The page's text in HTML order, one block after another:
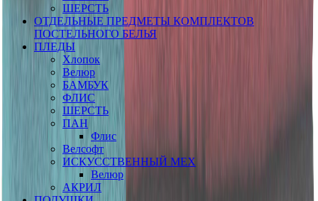
ШЕРСТЬ
ОТДЕЛЬНЫЕ ПРЕДМЕТЫ КОМПЛЕКТОВ
ПОСТЕЛЬНОГО БЕЛЬЯ
ПЛЕДЫ
Хлопок
Велюр
БАМБУК
ФЛИС
ШЕРСТЬ
ПАН
Флис
Велсофт
ИСКУССТВЕННЫЙ МЕХ
Велюр
АКРИЛ